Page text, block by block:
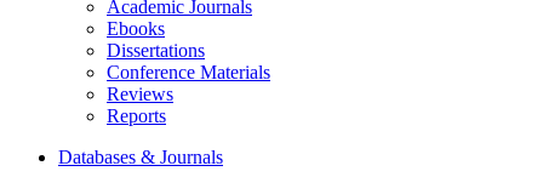
Academic Journals
Ebooks
Dissertations
Conference Materials
Reviews
Reports
Databases & Journals